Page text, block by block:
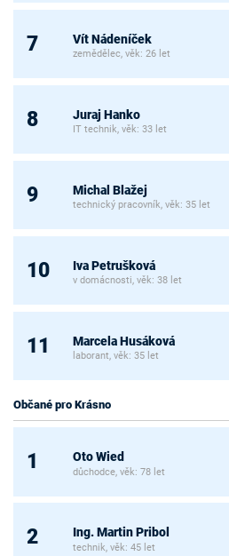
7 Vít Nádeníček
zemědělec, věk: 26 let
8 Juraj Hanko
IT technik, věk: 33 let
9 Michal Blažej
technický pracovník, věk: 35 let
10 Iva Petrušková
v domácnosti, věk: 38 let
11 Marcela Husáková
laborant, věk: 35 let
Občané pro Krásno
1 Oto Wied
důchodce, věk: 78 let
2 Ing. Martin Pribol
technik, věk: 45 let